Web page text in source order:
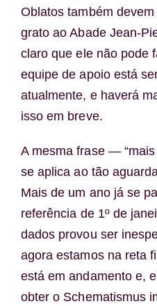
Oblatos também
grato ao Abade Jean-
claro que ele não pode
equipe de apoio está
atualmente, e haverá
isso em breve.
A mesma frase —
se aplica ao tão
Mais de um ano já se
referência de 1º de
dados provou ser
agora estamos na reta
está em andamento e,
obter o Schematismus